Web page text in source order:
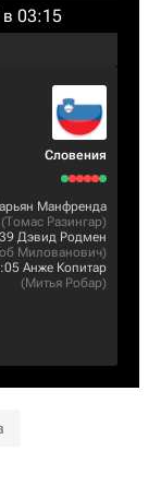
03:15
Словения
Манфренда
(Томас Разингар)
Дэвид Родмен
Милованович)
Анже Копитар
(Митья Робар)